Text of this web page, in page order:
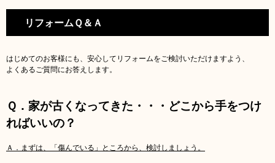
リフォームＱ＆Ａ
はじめてのお客様にも、安心してリフォームをご検討いただけますよう、
よくあるご質問にお答えします。
Ｑ．家が古くなってきた・・・どこから手をつけ
ればいいの？
Ａ．まずは、「傷んでいる」ところから、検討しましょう。